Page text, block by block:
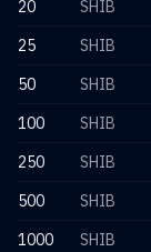
20
SHIB
25
SHIB
50
SHIB
100
SHIB
250
SHIB
500
SHIB
1000
SHIB